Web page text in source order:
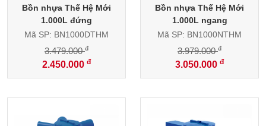
Bồn nhựa Thế Hệ Mới
1.000L đứng
Mã SP: BN1000DTHM
2.450.000 đ
3.479.000đ
Bồn nhựa Thế Hệ Mới
1.000L ngang
Mã SP: BN1000NTHM
3.050.000 đ
3.979.000đ